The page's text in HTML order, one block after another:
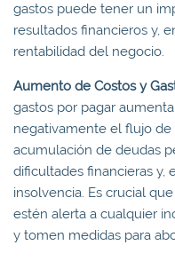
gastos puede tener un
resultados financieros y,
rentabilidad del negocio.
Aumento de Costos y
gastos por pagar
negativamente el flujo
acumulación de deudas
dificultades financieras y,
insolvencia. Es crucial
estén alerta a cualquier
y tomen medidas para